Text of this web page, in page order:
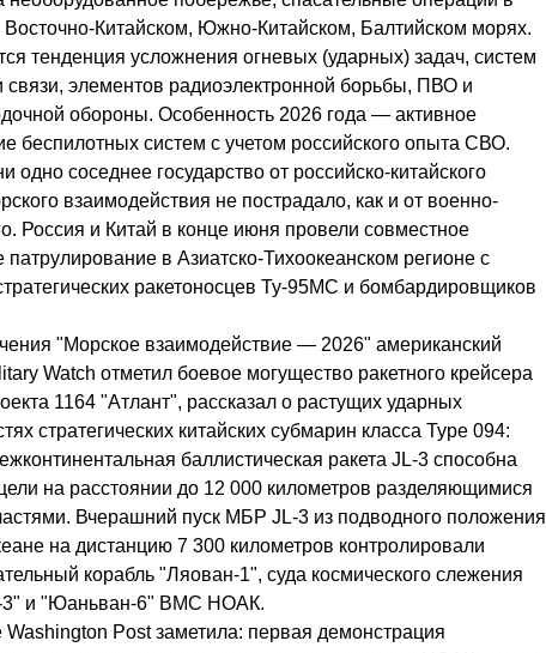
Китайском, Южно-Китайском, Балтийском морях.
тенденция усложнения огневых (ударных) задач, систем
связи, элементов радиоэлектронной борьбы, ПВО и
обороны. Особенность 2026 года — активное
беспилотных систем с учетом российского опыта СВО.
одно соседнее государство от российско-китайского
взаимодействия не пострадало, как и от военно-
Россия и Китай в конце июня провели совместное
патрулирование в Азиатско-Тихоокеанском регионе с
ракетоносцев Ту-95МС и бомбардировщиков
"Морское взаимодействие — 2026" американский
Watch отметил боевое могущество ракетного крейсера
1164 "Атлант", рассказал о растущих ударных
стратегических китайских субмарин класса Type 094:
баллистическая ракета JL-3 способна
на расстоянии до 12 000 километров разделяющимися
Вчерашний пуск МБР JL-3 из подводного положения
на дистанцию 7 300 километров контролировали
корабль "Ляован-1", суда космического слежения
и "Юаньван-6" ВМС НОАК.
Washington Post заметила: первая демонстрация